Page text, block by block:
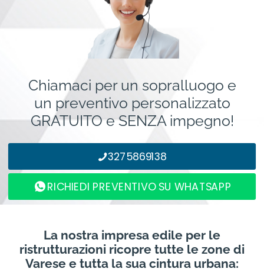
Chiamaci per un sopralluogo e
un preventivo personalizzato
GRATUITO e SENZA impegno!
3275869138
RICHIEDI PREVENTIVO SU WHATSAPP
La nostra impresa edile per le
ristrutturazioni ricopre tutte le zone di
Varese e tutta la sua cintura urbana: